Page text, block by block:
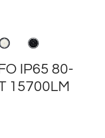
IP65 80-
15700LM